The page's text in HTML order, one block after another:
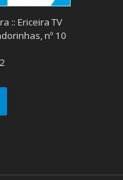
:: Ericeira TV
nº 10